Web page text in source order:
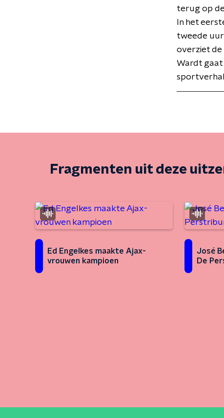
terug op
In het
tweede
overziet de
Wardt gaat
Fragmenten uit deze
Ed Engelkes maakte Ajax-
vrouwen kampioen
José
De